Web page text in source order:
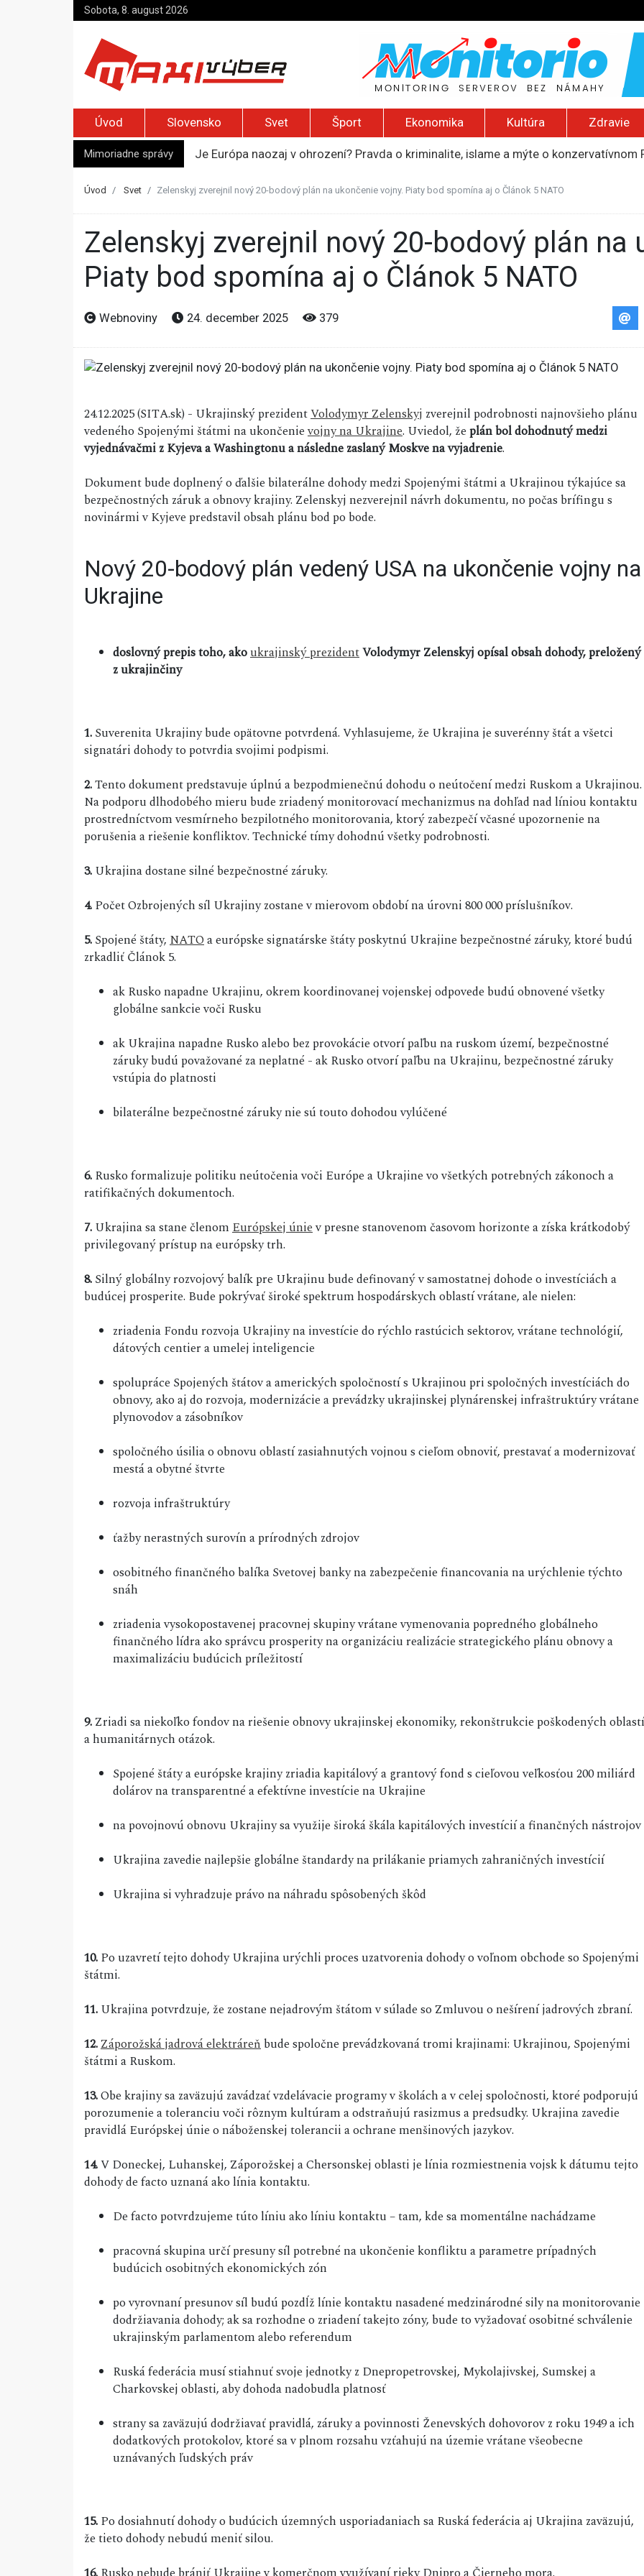
Sobota, 8. august 2026
Úvod Slovensko Svet Šport Ekonomika Kultúra Zdravie
Mimoriadne správy
Je Európa naozaj v ohrození? Pravda o kriminalite, islame a mýte o konzervatívnom
Kyjev žiada EÚ o 220 miliónov eur na pomoc farmárom, ktorých postihla blokáda
Úvod Svet Zelenskyj zverejnil nový 20-bodový plán na ukončenie vojny. Piaty bod spomína aj o Článok 5 NATO
Zelenskyj zverejnil nový 20-bodový plán na ukončenie vojny.
Piaty bod spomína aj o Článok 5 NATO
Webnoviny 24. december 2025 379
24.12.2025 (SITA.sk) - Ukrajinský prezidentVolodymyr Zelenskyj zverejnil podrobnosti najnovšieho plánu
vedeného Spojenými štátmi na ukončenievojny na Ukrajine. Uviedol, žeplán bol dohodnutý medzi
vyjednávačmi z Kyjeva a Washingtonu a následne zaslaný Moskve na vyjadrenie.
Dokument bude doplnený o ďalšie bilaterálne dohody medzi Spojenými štátmi a Ukrajinou týkajúce sa
bezpečnostných záruk a obnovy krajiny. Zelenskyj nezverejnil návrh dokumentu, no počas brífingu s
novinármi v Kyjeve predstavil obsah plánu bod po bode.
Nový 20-bodový plán vedený USA na ukončenie vojny na
Ukrajine
doslovný prepis toho, akoukrajinský prezidentVolodymyr Zelenskyj opísal obsah dohody, preložený
z ukrajinčiny
1.Suverenita Ukrajiny bude opätovne potvrdená. Vyhlasujeme, že Ukrajina je suverénny štát a všetci
signatári dohody to potvrdia svojimi podpismi.
2.Tento dokument predstavuje úplnú a bezpodmienečnú dohodu o neútočení medzi Ruskom a Ukrajinou.
Na podporu dlhodobého mieru bude zriadený monitorovací mechanizmus na dohľad nad líniou kontaktu
prostredníctvom vesmírneho bezpilotného monitorovania, ktorý zabezpečí včasné upozornenie na
porušenia a riešenie konfliktov. Technické tímy dohodnú všetky podrobnosti.
3.Ukrajina dostane silné bezpečnostné záruky.
4.Počet Ozbrojených síl Ukrajiny zostane v mierovom období na úrovni 800 000 príslušníkov.
5.Spojené štáty,NATOa európske signatárske štáty poskytnú Ukrajine bezpečnostné záruky, ktoré budú
zrkadliť Článok 5.
ak Rusko napadne Ukrajinu, okrem koordinovanej vojenskej odpovede budú obnovené všetky
globálne sankcie voči Rusku
ak Ukrajina napadne Rusko alebo bez provokácie otvorí paľbu na ruskom území, bezpečnostné
záruky budú považované za neplatné - ak Rusko otvorí paľbu na Ukrajinu, bezpečnostné záruky
vstúpia do platnosti
bilaterálne bezpečnostné záruky nie sú touto dohodou vylúčené
6.Rusko formalizuje politiku neútočenia voči Európe a Ukrajine vo všetkých potrebných zákonoch a
ratifikačných dokumentoch.
7.Ukrajina sa stane členomEurópskej úniev presne stanovenom časovom horizonte a získa krátkodobý
privilegovaný prístup na európsky trh.
8.Silný globálny rozvojový balík pre Ukrajinu bude definovaný v samostatnej dohode o investíciách a
budúcej prosperite. Bude pokrývať široké spektrum hospodárskych oblastí vrátane, ale nielen:
zriadenia Fondu rozvoja Ukrajiny na investície do rýchlo rastúcich sektorov, vrátane technológií,
dátových centier a umelej inteligencie
spolupráce Spojených štátov a amerických spoločností s Ukrajinou pri spoločných investíciách do
obnovy, ako aj do rozvoja, modernizácie a prevádzky ukrajinskej plynárenskej infraštruktúry vrátane
plynovodov a zásobníkov
spoločného úsilia o obnovu oblastí zasiahnutých vojnou s cieľom obnoviť, prestavať a modernizovať
mestá a obytné štvrte
rozvoja infraštruktúry
ťažby nerastných surovín a prírodných zdrojov
osobitného finančného balíka Svetovej banky na zabezpečenie financovania na urýchlenie týchto
snáh
zriadenia vysokopostavenej pracovnej skupiny vrátane vymenovania popredného globálneho
finančného lídra ako správcu prosperity na organizáciu realizácie strategického plánu obnovy a
maximalizáciu budúcich príležitostí
9.Zriadi sa niekoľko fondov na riešenie obnovy ukrajinskej ekonomiky, rekonštrukcie poškodených oblastí
a humanitárnych otázok.
Spojené štáty a európske krajiny zriadia kapitálový a grantový fond s cieľovou veľkosťou 200 miliárd
dolárov na transparentné a efektívne investície na Ukrajine
na povojnovú obnovu Ukrajiny sa využije široká škála kapitálových investícií a finančných nástrojov
Ukrajina zavedie najlepšie globálne štandardy na prilákanie priamych zahraničných investícií
Ukrajina si vyhradzuje právo na náhradu spôsobených škôd
10.Po uzavretí tejto dohody Ukrajina urýchli proces uzatvorenia dohody o voľnom obchode so Spojenými
štátmi.
11.Ukrajina potvrdzuje, že zostane nejadrovým štátom v súlade so Zmluvou o nešírení jadrových zbraní.
12.Záporožská jadrová elektráreňbude spoločne prevádzkovaná tromi krajinami: Ukrajinou, Spojenými
štátmi a Ruskom.
13.Obe krajiny sa zaväzujú zavádzať vzdelávacie programy v školách a v celej spoločnosti, ktoré podporujú
porozumenie a toleranciu voči rôznym kultúram a odstraňujú rasizmus a predsudky. Ukrajina zavedie
pravidlá Európskej únie o náboženskej tolerancii a ochrane menšinových jazykov.
14.V Doneckej, Luhanskej, Záporožskej a Chersonskej oblasti je línia rozmiestnenia vojsk k dátumu tejto
dohody de facto uznaná ako línia kontaktu.
De facto potvrdzujeme túto líniu ako líniu kontaktu – tam, kde sa momentálne nachádzame
pracovná skupina určí presuny síl potrebné na ukončenie konfliktu a parametre prípadných
budúcich osobitných ekonomických zón
po vyrovnaní presunov síl budú pozdĺž línie kontaktu nasadené medzinárodné sily na monitorovanie
dodržiavania dohody; ak sa rozhodne o zriadení takejto zóny, bude to vyžadovať osobitné schválenie
ukrajinským parlamentom alebo referendum
Ruská federácia musí stiahnuť svoje jednotky z Dnepropetrovskej, Mykolajivskej, Sumskej a
Charkovskej oblasti, aby dohoda nadobudla platnosť
strany sa zaväzujú dodržiavať pravidlá, záruky a povinnosti Ženevských dohovorov z roku 1949 a ich
dodatkových protokolov, ktoré sa v plnom rozsahu vzťahujú na územie vrátane všeobecne
uznávaných ľudských práv
15.Po dosiahnutí dohody o budúcich územných usporiadaniach sa Ruská federácia aj Ukrajina zaväzujú,
že tieto dohody nebudú meniť silou.